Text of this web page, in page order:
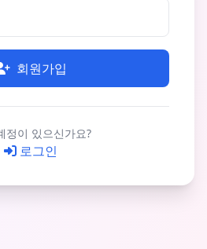
회원가입
정이 있으신가요?
로그인